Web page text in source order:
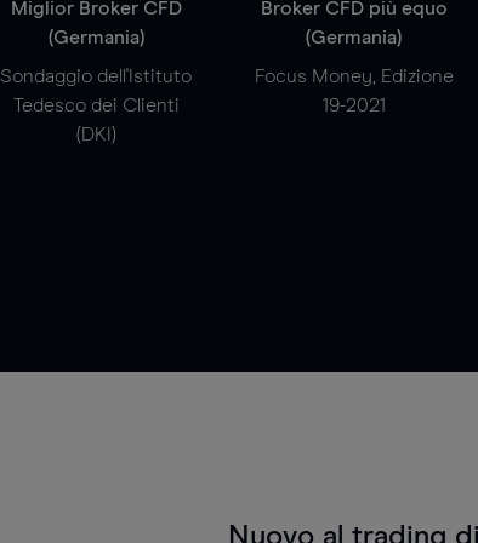
Miglior Broker CFD
(Germania)
Sondaggio dell'Istituto
Tedesco dei Clienti
(DKI)
Broker CFD più equo
(Germania)
Focus Money, Edizione
19-2021
Nuovo al trading